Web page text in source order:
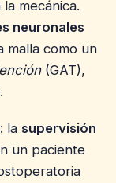
mecánica.
neuronales
malla como un
(GAT),
la supervisión
un paciente